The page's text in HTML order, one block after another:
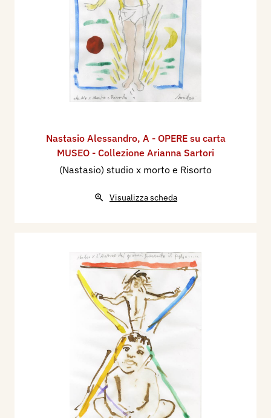
Nastasio Alessandro, A - OPERE su carta
MUSEO - Collezione Arianna Sartori
(Nastasio) studio x morto e Risorto
Visualizza scheda